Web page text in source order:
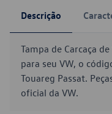
Descrição
Tampa de Carcaça
para seu VW, o
Touareg Passat.
oficial da VW.